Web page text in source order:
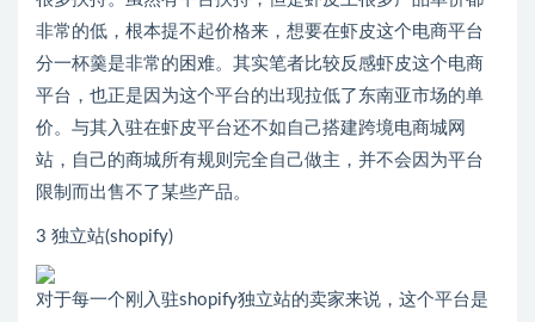
非常的低，根本提不起价格来，想要在虾皮这个电商平台
分一杯羹是非常的困难。其实笔者比较反感虾皮这个电商
平台，也正是因为这个平台的出现拉低了东南亚市场的单
价。与其入驻在虾皮平台还不如自己搭建跨境电商城网
站，自己的商城所有规则完全自己做主，并不会因为平台
限制而出售不了某些产品。
3 独立站(shopify)
对于每一个刚入驻shopify独立站的卖家来说，这个平台是